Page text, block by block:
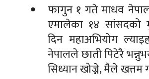
फागुन १ गते माधव
एमालेका १४ सांसदको
दिन महाअभियोग
नेपालले छाती पिटेरै
सिध्यान खोज्ने, मैले खत्तम